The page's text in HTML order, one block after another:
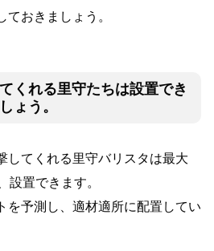
ておきましょう。
くれる里守たちは設置でき
ょう。
してくれる里守バリスタは最大
設置できます。
を予測し、適材適所に配置してい